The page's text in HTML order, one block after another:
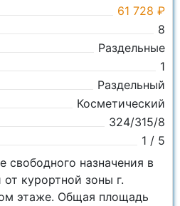
61 728 ₽
8
Раздельные
1
Раздельный
Косметический
324/315/8
1 / 5
назначения в
курортной зоны г.
этаже. Общая площадь